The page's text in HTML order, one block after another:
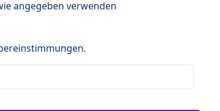
angegeben verwenden